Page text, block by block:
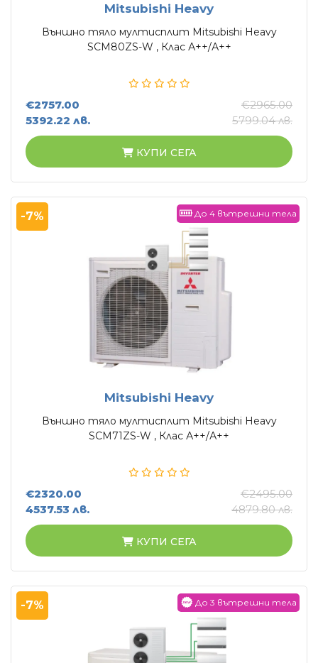
Mitsubishi Heavy
Външно тяло мултисплит Mitsubishi Heavy
SCM80ZS-W , Клас А++/А++
€2757.00
5392.22 лв.
€2965.00
5799.04 лв.
КУПИ СЕГА
-7% До 4 вътрешни тела
Mitsubishi Heavy
Външно тяло мултисплит Mitsubishi Heavy
SCM71ZS-W , Клас А++/А++
€2320.00
4537.53 лв.
€2495.00
4879.80 лв.
КУПИ СЕГА
-7% До 3 вътрешни тела